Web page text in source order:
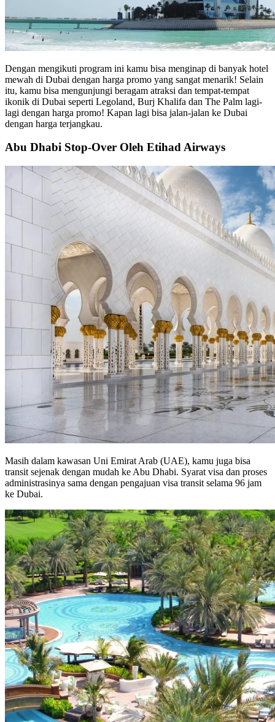
Dengan mengikuti program ini kamu bisa menginap di banyak hotel
mewah di Dubai dengan harga promo yang sangat menarik! Selain
itu, kamu bisa mengunjungi beragam atraksi dan tempat-tempat
ikonik di Dubai seperti Legoland, Burj Khalifa dan The Palm lagi-
lagi dengan harga promo! Kapan lagi bisa jalan-jalan ke Dubai
dengan harga terjangkau.
Abu Dhabi Stop-Over Oleh Etihad Airways
Masih dalam kawasan Uni Emirat Arab (UAE), kamu juga bisa
transit sejenak dengan mudah ke Abu Dhabi. Syarat visa dan proses
administrasinya sama dengan pengajuan visa transit selama 96 jam
ke Dubai.